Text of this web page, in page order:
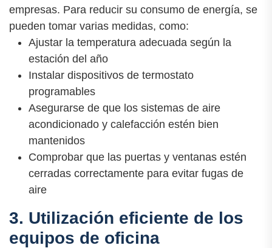
empresas. Para reducir su consumo de energía, se
pueden tomar varias medidas, como:
Ajustar la temperatura adecuada según la
estación del año
Instalar dispositivos de termostato
programables
Asegurarse de que los sistemas de aire
acondicionado y calefacción estén bien
mantenidos
Comprobar que las puertas y ventanas estén
cerradas correctamente para evitar fugas de
aire
3. Utilización eficiente de los
equipos de oficina